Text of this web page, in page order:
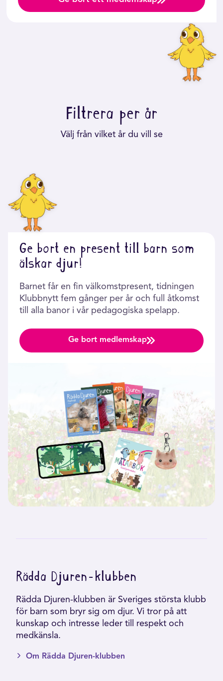
någonting och kan närsomhelst avsluta
Filtrera per år
Välj från vilket år du vill se
Ge bort en present till barn som
älskar djur!
Barnet får en fin välkomstpresent, tidningen
Klubbnytt fem gånger per år och full åtkomst
till alla banor i vår pedagogiska spelapp.
Ge bort medlemskap
Rädda Djuren-klubben
Rädda Djuren-klubben är Sveriges största klubb
för barn som bryr sig om djur. Vi tror på att
kunskap och intresse leder till respekt och
medkänsla.
Om Rädda Djuren-klubben